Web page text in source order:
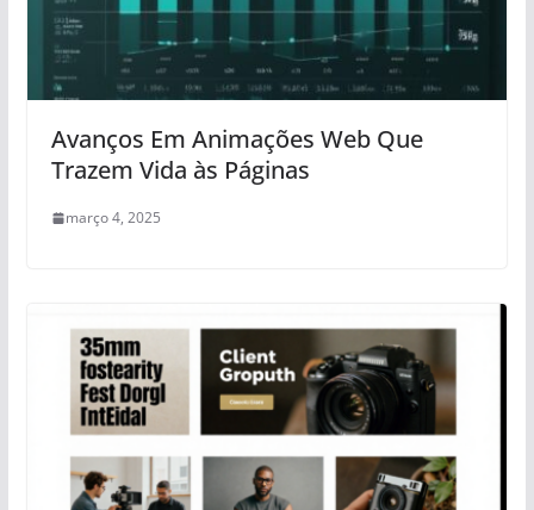
Avanços Em Animações Web Que
Trazem Vida às Páginas
março 4, 2025